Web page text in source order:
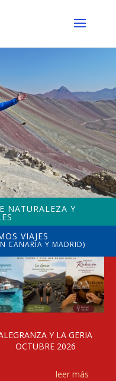
NATURALEZA Y
VIAJES
CANARIA Y MADRID)
Y LA GERIA
OCTUBRE 2026
leer más